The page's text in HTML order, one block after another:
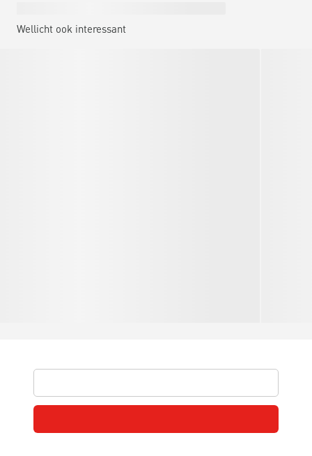
Wellicht ook interessant